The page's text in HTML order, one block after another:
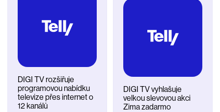
DIGI TV rozšiřuje
programovou nabídku
televize přes internet o
12 kanálů
DIGI TV vyhlašuje
velkou slevovou akci
Zima zadarmo